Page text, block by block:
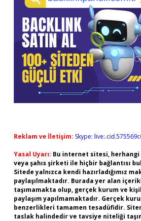
Reklam ve İletişim: Skype:
Yasal Uyarı: Bu internet sitesi,
veya şahıs şirketi ile hiçbir bağlantısı
Sitede yalnızca kendi hazırladığımız
paylaşılmaktadır. Burada yer alan
taşımamakta olup, gerçek kurum ve
paylaşım yapılmamaktadır. Gerçek
benzerlikleri tamamen tesadüfidir.
taslak halindedir ve tavsiye niteliği